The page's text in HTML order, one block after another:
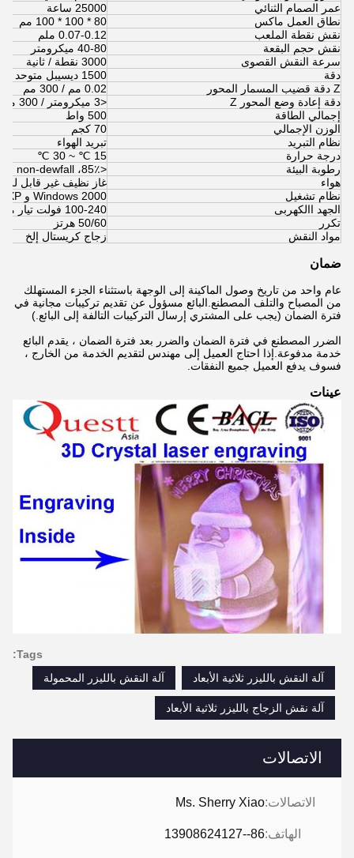
الاتصالات
الاتصالات:Ms. Sherry Xiao
الهاتف:86--13908624127
عمر الصمام الثنائي
25000 ساعة
نطاق العمل ماكس
80 * 100 * 100 مم
نقش نقطة الملعب
0.07-0.12 ملم
نقش حجم البقعة
40-80 ميكرومتر
سرعة النقش القصوى
3000 نقطة / ثانية
دقة
1500 ديسيبل متوحد الخواص
Z دقة قضيب المسمار المحور
0.02 مم / 300 مم
دقة إعادة وضع المحور Z
<3 ميكرومتر / 300 ملم
إجمالي الطاقة
500 واط
الوزن الإجمالي
70 كجم
نظام التبريد
تبريد الهواء
درجة حرارة
15 ℃ ~ 30 ℃
رطوبة البيئة
<85٪، non-dewfall
هواء
غاز نظيف غير قابل
نظام تشغيل
Windows 2000 و Windows XP و win7 32 بت
الجهد االكهربى
100-240 فولت تيار متردد ، 5 أمبير
تكرر
50/60 هرتز
مواد النقش
زجاج كريستال إلخ
ضمان
عام واحد من تاريخ وصول الماكينة إلى الوجهة باستثناء الجزء المستهلك
من المصباح والتلف المصطنع.البائع مسؤول عن تقديم تركيبات مجانية في
فترة الضمان (يجب على المشتري إرسال التركيبات التالفة إلى البائع.)
الضرر المصطنع في فترة الضمان والضرر بعد فترة الضمان ، يقدم البائع
خدمة مدفوعة.إذا احتاج العميل إلى مهندس لتقديم الخدمة من الخارج ،
فسوف يدفع العميل جميع النفقات.
عينات
Tags:
آلة النقش بالليزر ثلاثية الأبعاد
آلة النقش بالليزر المحمولة
آلة نقش الزجاج بالليزر ثلاثية الأبعاد